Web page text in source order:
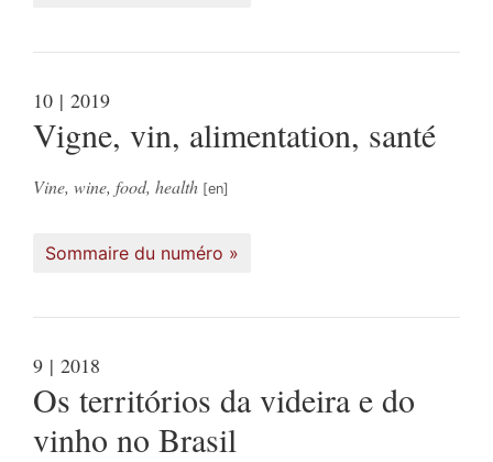
10 | 2019
Vigne, vin, alimentation, santé
Vine, wine, food, health
Sommaire du numéro
9 | 2018
Os territórios da videira e do
vinho no Brasil